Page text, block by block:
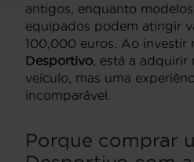
antigos, enquanto
equipados podem atingir
100,000 euros. Ao investir
Desportivo, está a adquirir
veículo, mas uma
incomparável.
Porque comprar